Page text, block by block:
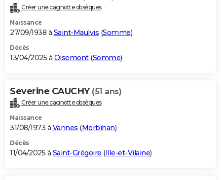
Créer une cagnotte obsèques
Naissance
27/09/1938 à Saint-Maulvis (Somme)
Décès
13/04/2025 à Oisemont(Somme)
Severine CAUCHY (51 ans)
Créer une cagnotte obsèques
Naissance
31/08/1973 à Vannes (Morbihan)
Décès
11/04/2025 à Saint-Grégoire (Ille-et-Vilaine)